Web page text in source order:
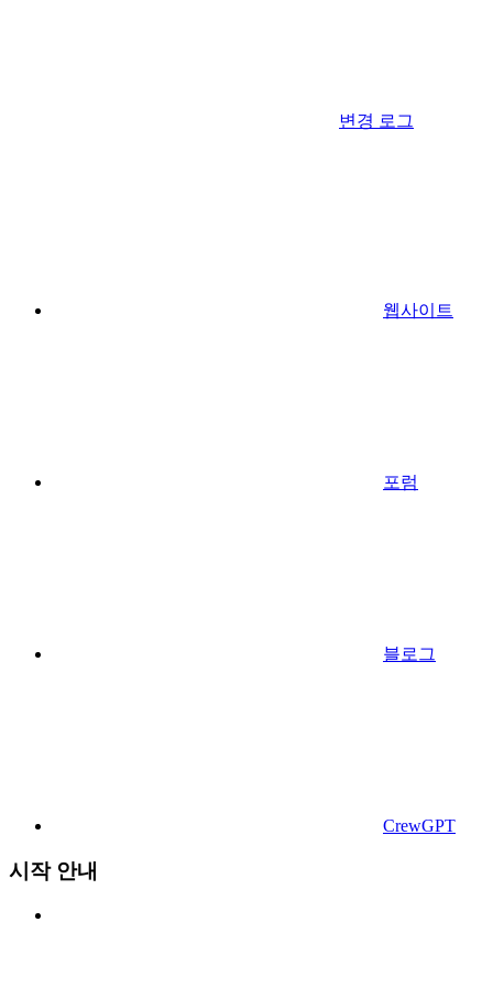
변경 로그
웹사이트
포럼
블로그
CrewGPT
시작 안내